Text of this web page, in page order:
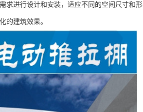
求进行设计和安装，适应不同的空间尺寸和形
的建筑效果。